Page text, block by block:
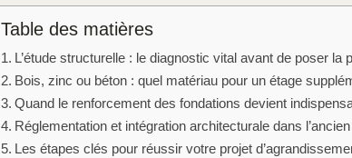
Table des matières
L’étude structurelle : le diagnostic vital avant de poser la
Bois, zinc ou béton : quel matériau pour un étage
Quand le renforcement des fondations devient
Réglementation et intégration architecturale dans l’ancien
Les étapes clés pour réussir votre projet